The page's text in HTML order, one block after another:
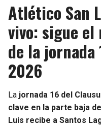
Atlético San
vivo: sigue
de la jornada
2026
La jornada 16 del
clave en la parte baja
Luis recibe a Santos